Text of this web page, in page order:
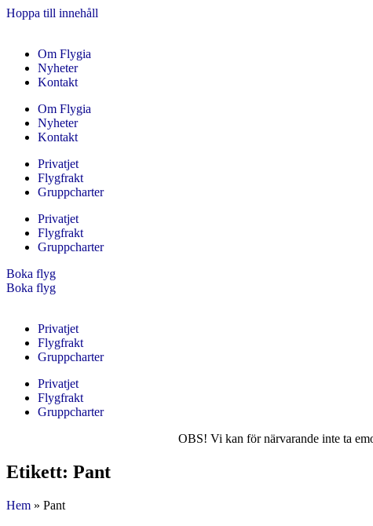
Hoppa till innehåll
Om Flygia
Nyheter
Kontakt
Om Flygia
Nyheter
Kontakt
Privatjet
Flygfrakt
Gruppcharter
Privatjet
Flygfrakt
Gruppcharter
Boka flyg
Boka flyg
Privatjet
Flygfrakt
Gruppcharter
Privatjet
Flygfrakt
Gruppcharter
OBS! Vi kan för närvarande inte ta
Etikett: Pant
Hem » Pant